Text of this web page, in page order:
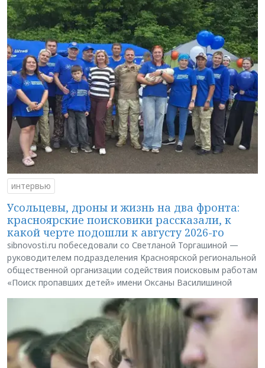
интервью
Усольцевы, дроны и жизнь на два фронта:
красноярские поисковики рассказали, к
какой черте подошли к августу 2026-го
sibnovosti.ru побеседовали со Светланой Торгашиной —
руководителем подразделения Красноярской региональной
общественной организации содействия поисковым работам
«Поиск пропавших детей» имени Оксаны Василишиной